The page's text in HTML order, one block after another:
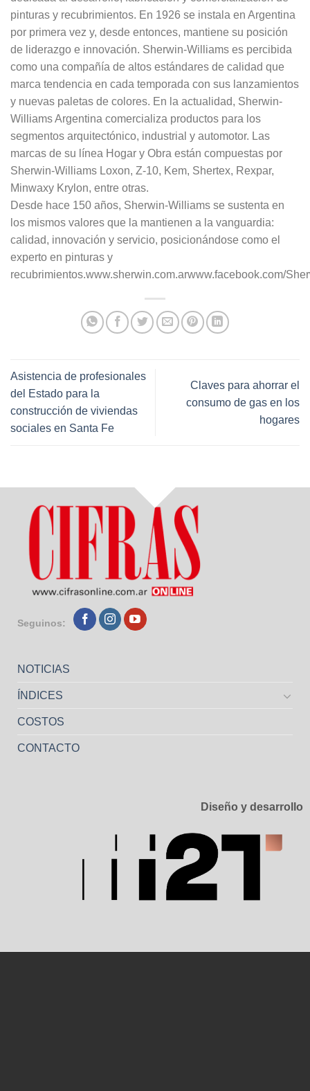
pinturas y recubrimientos. En 1926 se instala en Argentina
por primera vez y, desde entonces, mantiene su posición
de liderazgo e innovación. Sherwin-Williams es percibida
como una compañía de altos estándares de calidad que
marca tendencia en cada temporada con sus lanzamientos
y nuevas paletas de colores. En la actualidad, Sherwin-
Williams Argentina comercializa productos para los
segmentos arquitectónico, industrial y automotor. Las
marcas de su línea Hogar y Obra están compuestas por
Sherwin-Williams Loxon, Z-10, Kem, Shertex, Rexpar,
Minwaxy Krylon, entre otras.
Desde hace 150 años, Sherwin-Williams se sustenta en
los mismos valores que la mantienen a la vanguardia:
calidad, innovación y servicio, posicionándose como el
experto en pinturas y
recubrimientos.www.sherwin.com.arwww.facebook.com/
Asistencia de profesionales
del Estado para la
construcción de viviendas
sociales en Santa Fe
Claves para ahorrar el
consumo de gas en los
hogares
Seguinos:
NOTICIAS
ÍNDICES
COSTOS
CONTACTO
Diseño y desarrollo